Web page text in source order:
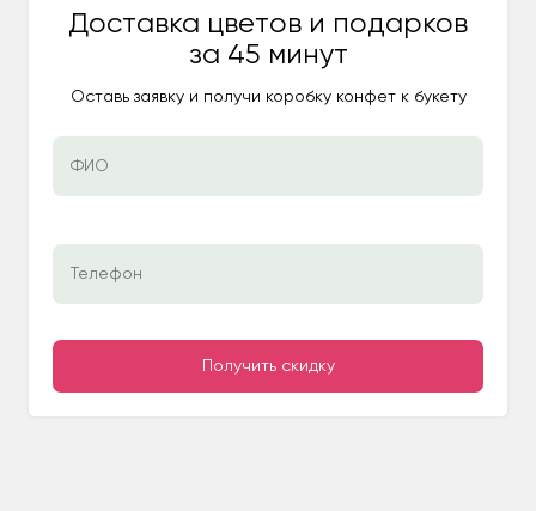
Доставка цветов и подарков
за 45 минут
Оставь заявку и получи коробку конфет к букету